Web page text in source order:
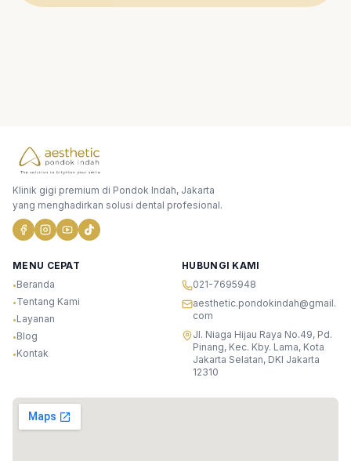
Klinik gigi premium di Pondok Indah, Jakarta
yang menghadirkan solusi dental profesional.
MENU CEPAT
•Beranda
•Tentang Kami
•Layanan
•Blog
•Kontak
HUBUNGI KAMI
021-7695948
aesthetic.pondokindah@gmail.
com
Jl. Niaga Hijau Raya No.49, Pd.
Pinang, Kec. Kby. Lama, Kota
Jakarta Selatan, DKI Jakarta
12310